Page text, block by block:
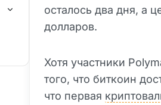
осталось два дня, а
долларов.
Хотя участники
того, что биткоин
что первая